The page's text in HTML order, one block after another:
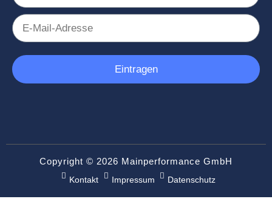
Eintragen
Copyright © 2026 Mainperformance GmbH
Kontakt Impressum Datenschutz